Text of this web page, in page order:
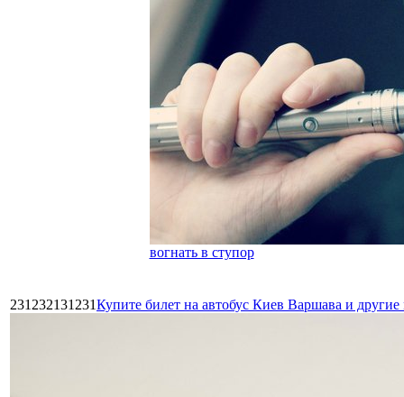
вогнать в ступор
231232131231Купите билет на автобус Киев Варшава и